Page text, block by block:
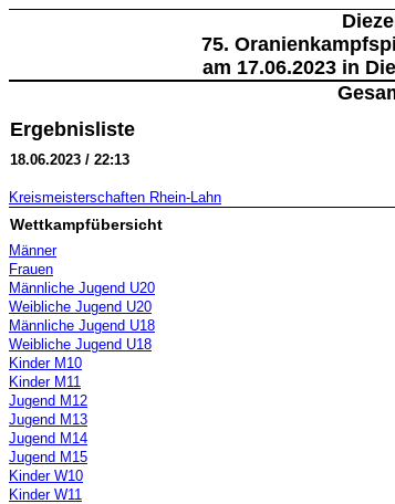
75.
am 17.06.2023 in
Ergebnisliste
18.06.2023 / 22:13
Kreismeisterschaften Rhein-Lahn
Wettkampfübersicht
Männer
Frauen
Männliche Jugend U20
Weibliche Jugend U20
Männliche Jugend U18
Weibliche Jugend U18
Kinder M10
Kinder M11
Jugend M12
Jugend M13
Jugend M14
Jugend M15
Kinder W10
Kinder W11